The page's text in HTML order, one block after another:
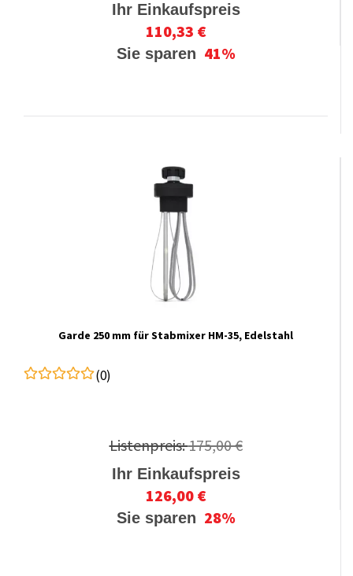
Ihr Einkaufspreis
110,33 €
Sie sparen 41%
Garde 250 mm für Stabmixer HM-35, Edelstahl
(0)
Listenpreis:175,00 €
Ihr Einkaufspreis
126,00 €
Sie sparen 28%